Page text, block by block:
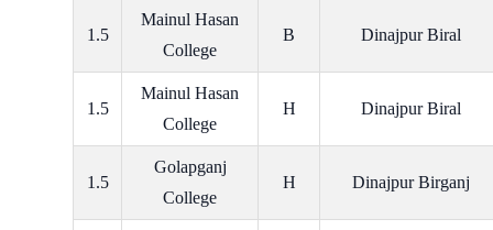
1.5
Mainul Hasan
College
B Dinajpur Biral
1.5
Mainul Hasan
College
H Dinajpur Biral
1.5
Golapganj
College
H Dinajpur Birganj